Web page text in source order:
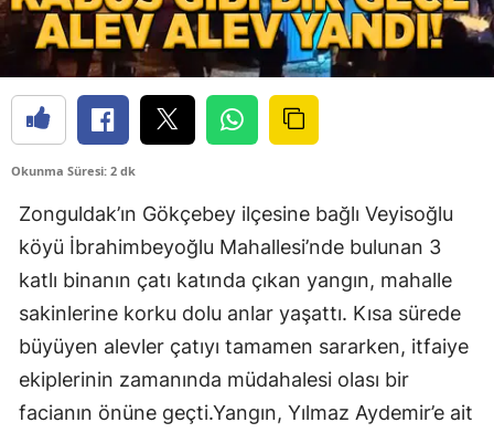
Okunma Süresi: 2 dk
Zonguldak’ın Gökçebey ilçesine bağlı Veyisoğlu
köyü İbrahimbeyoğlu Mahallesi’nde bulunan 3
katlı binanın çatı katında çıkan yangın, mahalle
sakinlerine korku dolu anlar yaşattı. Kısa sürede
büyüyen alevler çatıyı tamamen sararken, itfaiye
ekiplerinin zamanında müdahalesi olası bir
facianın önüne geçti.Yangın, Yılmaz Aydemir’e ait